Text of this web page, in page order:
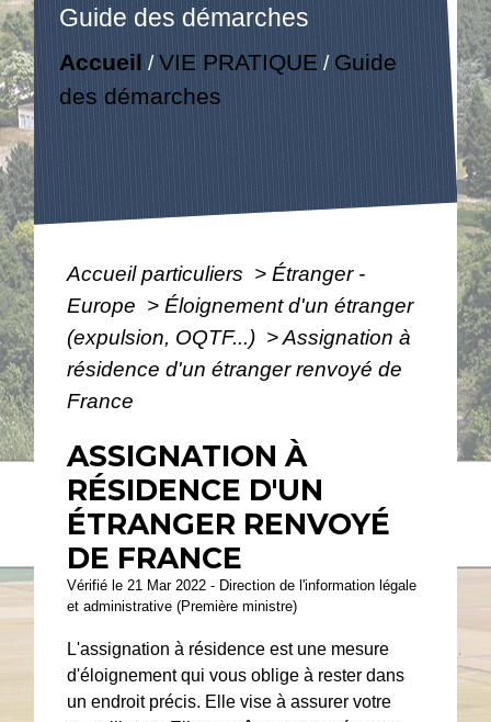
Guide des démarches
Accueil /VIE PRATIQUE / Guide
des démarches
Accueil particuliers > Étranger -
Europe > Éloignement d'un étranger
(expulsion, OQTF...) >Assignation à
résidence d'un étranger renvoyé de
France
ASSIGNATION À
RÉSIDENCE D'UN
ÉTRANGER RENVOYÉ
DE FRANCE
Vérifié le 21 Mar 2022 - Direction de l'information légale
et administrative (Première ministre)
L'assignation à résidence est une mesure
d'éloignement qui vous oblige à rester dans
un endroit précis. Elle vise à assurer votre